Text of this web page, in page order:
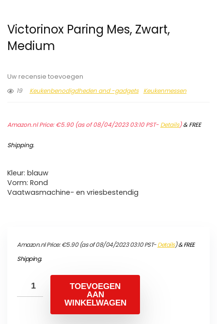
Victorinox Paring Mes, Zwart,
Medium
Uw recensie toevoegen
19
Keukenbenodigdheden and -gadgets Keukenmessen
Amazon.nl Price:€5.90(as of 08/04/2023 03:10 PST- Details)&FREE
Shipping.
Kleur: blauw
Vorm: Rond
Vaatwasmachine- en vriesbestendig
Amazon.nl Price:€5.90(as of 08/04/2023 03:10 PST-Details)&FREE
Shipping.
TOEVOEGEN
AAN
WINKELWAGEN